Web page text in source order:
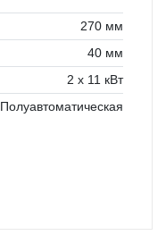
270 мм
40 мм
2 х 11 кВт
Полуавтоматическая